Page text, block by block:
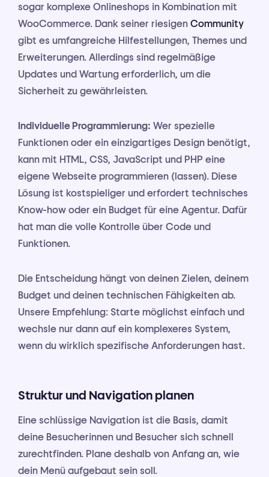
sogar komplexe Onlineshops in Kombination mit
WooCommerce. Dank seiner riesigen Community
gibt es umfangreiche Hilfestellungen, Themes und
Erweiterungen. Allerdings sind regelmäßige
Updates und Wartung erforderlich, um die
Sicherheit zu gewährleisten.
Individuelle Programmierung: Wer spezielle
Funktionen oder ein einzigartiges Design benötigt,
kann mit HTML, CSS, JavaScript und PHP eine
eigene Webseite programmieren (lassen). Diese
Lösung ist kostspieliger und erfordert technisches
Know-how oder ein Budget für eine Agentur. Dafür
hat man die volle Kontrolle über Code und
Funktionen.
Die Entscheidung hängt von deinen Zielen, deinem
Budget und deinen technischen Fähigkeiten ab.
Unsere Empfehlung: Starte möglichst einfach und
wechsle nur dann auf ein komplexeres System,
wenn du wirklich spezifische Anforderungen hast.
Struktur und Navigation planen
Eine schlüssige Navigation ist die Basis, damit
deine Besucherinnen und Besucher sich schnell
zurechtfinden. Plane deshalb von Anfang an, wie
dein Menü aufgebaut sein soll.